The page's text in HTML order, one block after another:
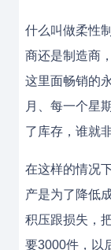
什么叫做柔性
商还是制造商
这里面畅销的
月、每一个星
了库存，谁就
在这样的情况
产是为了降低
积压跟损失，
要3000件，以